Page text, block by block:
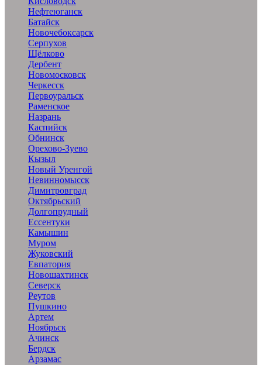
Нефтеюганск
Батайск
Новочебоксарск
Серпухов
Щёлково
Дербент
Новомосковск
Черкесск
Первоуральск
Раменское
Назрань
Каспийск
Обнинск
Орехово-Зуево
Кызыл
Новый Уренгой
Невинномысск
Димитровград
Октябрьский
Долгопрудный
Ессентуки
Камышин
Муром
Жуковский
Евпатория
Новошахтинск
Северск
Реутов
Пушкино
Артем
Ноябрьск
Ачинск
Бердск
Арзамас